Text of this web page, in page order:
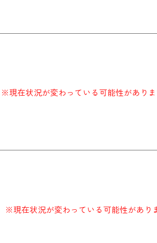
※現在状況が変わっている可能性がありま
※現在状況が変わっている可能性があり